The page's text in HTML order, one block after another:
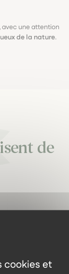
cookies et
une attention
de la nature.
de